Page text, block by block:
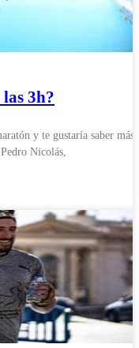
3h?
y te gustaría saber más
Nicolás,